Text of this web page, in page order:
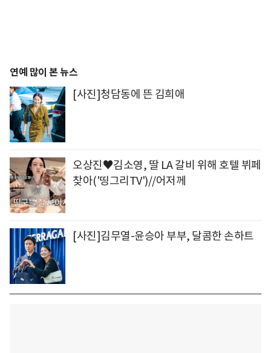
연예 많이 본 뉴스
[사진]청담동에 뜬 김희애
오상진♥김소영, 딸 LA 갈비 위해 호텔 뷔페
찾아('띵그리TV')//어저께
[사진]김무열-윤승아 부부, 달콤한 손하트